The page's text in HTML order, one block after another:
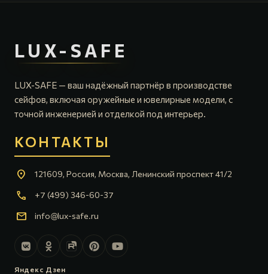
LUX-SAFE
LUX-SAFE — ваш надёжный партнёр в производстве
сейфов, включая оружейные и ювелирные модели, с
точной инженерией и отделкой под интерьер.
КОНТАКТЫ
location_on 121609, Россия, Москва, Ленинский проспект 41/2
call +7 (499) 346-60-37
mail info@lux-safe.ru
Яндекс Дзен